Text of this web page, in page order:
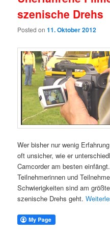
szenische Drehs
Posted on11. Oktober 2012
Wer bisher nur wenig
oft unsicher, wie er
Camcorder am besten
Teilnehmerinnen und
Schwierigkeiten sind am
szenische Drehs geht.